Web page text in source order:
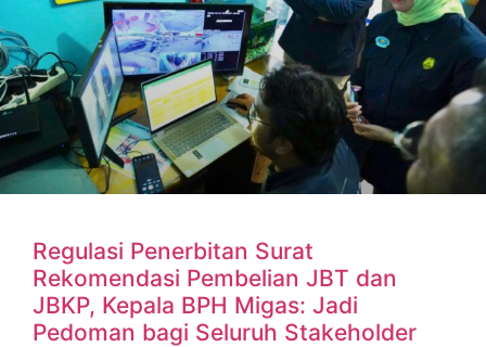
Regulasi Penerbitan Surat
Rekomendasi Pembelian JBT dan
JBKP, Kepala BPH Migas: Jadi
Pedoman bagi Seluruh Stakeholder